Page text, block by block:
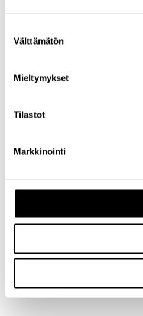
valinta
Välttämätön
Mieltymykset
Tilastot
Markkinointi